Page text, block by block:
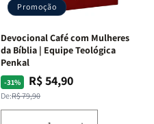
Promoção
Devocional Café com Mulheres
da Bíblia | Equipe Teológica
Penkal
-31%
Preço
normal
De:R$ 79,90
Preço
promocional
R$ 54,90